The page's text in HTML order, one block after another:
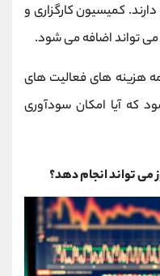
کمیسیون کارگزاری و
می تواند اضافه می شود.
هزینه های فعالیت های
که آیا امکان سودآوری
می تواند انجام دهد؟